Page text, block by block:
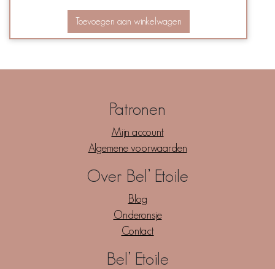
Toevoegen aan winkelwagen
Patronen
Mijn account
Algemene voorwaarden
Over Bel’ Etoile
Blog
Onderonsje
Contact
Bel’ Etoile